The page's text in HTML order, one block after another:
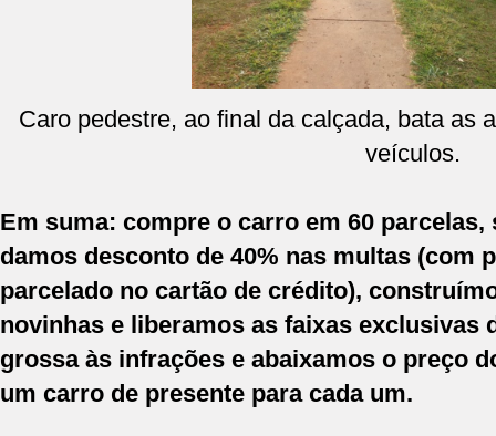
Caro pedestre, ao final da calçada, bata as
veículos.
Em suma: compre o carro em 60 parcelas,
damos desconto de 40% nas multas (com
parcelado no cartão de crédito),
novinhas e liberamos as faixas exclusivas
grossa às infrações e abaixamos o preço
um carro de presente para cada um.